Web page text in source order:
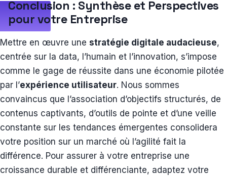
Conclusion : Synthèse et Perspectives
pour votre Entreprise
Mettre en œuvre une stratégie digitale audacieuse,
centrée sur la data, l’humain et l’innovation, s’impose
comme le gage de réussite dans une économie pilotée
par l’expérience utilisateur. Nous sommes
convaincus que l’association d’objectifs structurés, de
contenus captivants, d’outils de pointe et d’une veille
constante sur les tendances émergentes consolidera
votre position sur un marché où l’agilité fait la
différence. Pour assurer à votre entreprise une
croissance durable et différenciante, adaptez votre